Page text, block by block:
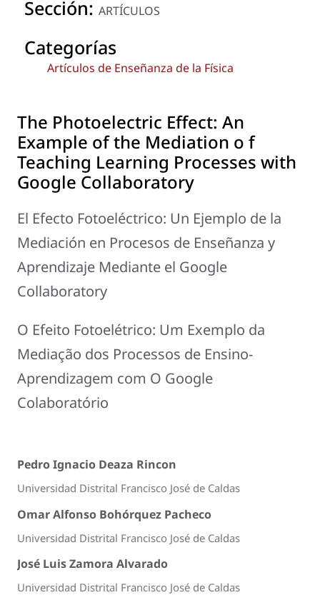
Sección: ARTÍCULOS
Categorías
Artículos de Enseñanza de la Física
The Photoelectric Effect: An
Example of the Mediation o f
Teaching Learning Processes with
Google Collaboratory
El Efecto Fotoeléctrico: Un Ejemplo de la
Mediación en Procesos de Enseñanza y
Aprendizaje Mediante el Google
Collaboratory
O Efeito Fotoelétrico: Um Exemplo da
Mediação dos Processos de Ensino-
Aprendizagem com O Google
Colaboratório
Pedro Ignacio Deaza Rincon
Universidad Distrital Francisco José de Caldas
Omar Alfonso Bohórquez Pacheco
Universidad Distrital Francisco José de Caldas
José Luis Zamora Alvarado
Universidad Distrital Francisco José de Caldas